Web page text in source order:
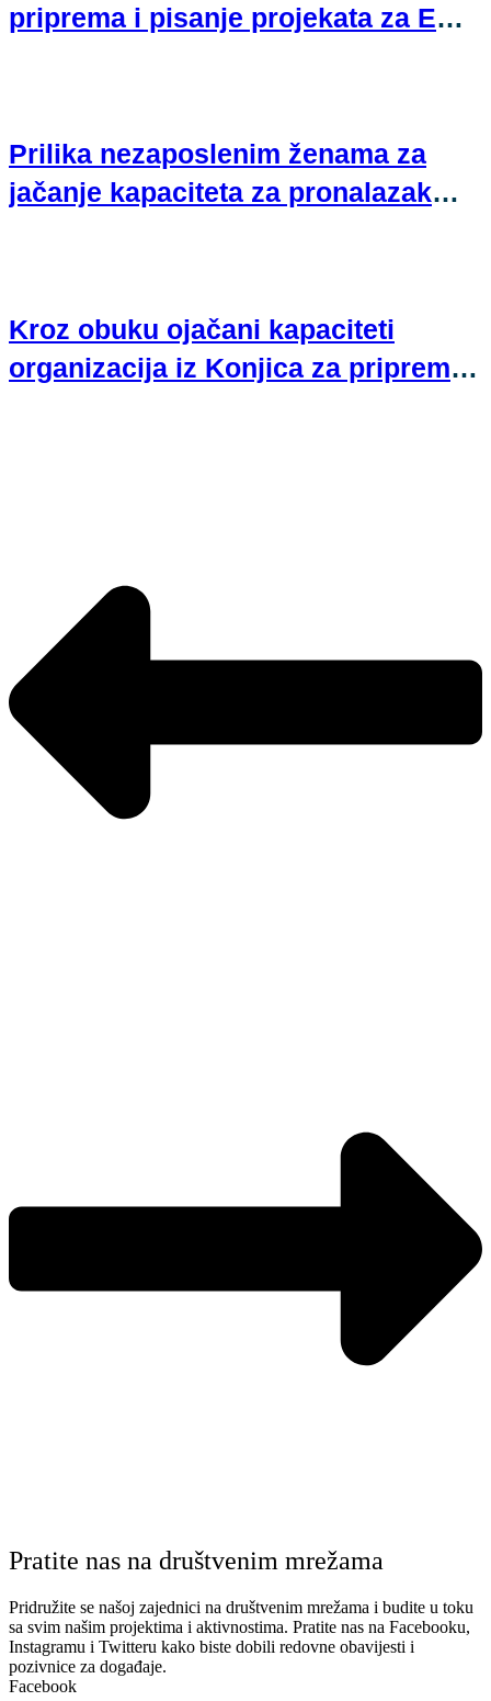
priprema i pisanje projekata za EU
Prilika nezaposlenim ženama za
jačanje kapaciteta za pronalazak
Kroz obuku ojačani kapaciteti
organizacija iz Konjica za pripremu
Pratite nas na društvenim mrežama
Pridružite se našoj zajednici na društvenim mrežama i budite u toku
sa svim našim projektima i aktivnostima. Pratite nas na Facebooku,
Instagramu i Twitteru kako biste dobili redovne obavijesti i
pozivnice za događaje.
Facebook